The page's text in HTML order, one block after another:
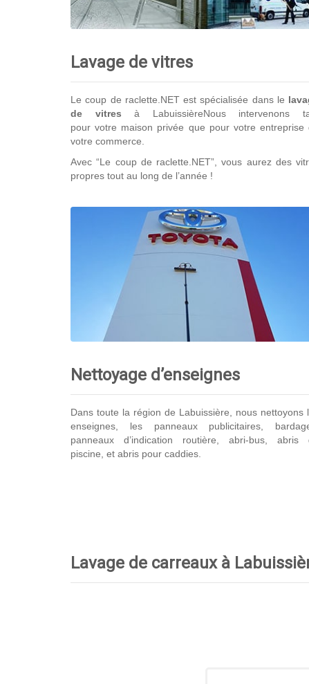
Lavage de vitres
Le coup de raclette.NET est spécialisée dans le
de vitresà LabuissièreNous intervenons
pour votre maison privée que pour votre entreprise
votre commerce.
Avec “Le coup de raclette.NET”, vous aurez des
propres tout au long de l’année !
Nettoyage d’enseignes
Dans toute la région de Labuissière, nous nettoyons
enseignes, les panneaux publicitaires,
panneaux d’indication routière, abri-bus, abris
piscine, et abris pour caddies.
Lavage de carreaux à